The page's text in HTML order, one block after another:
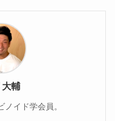
大輔
ノイド学会員。